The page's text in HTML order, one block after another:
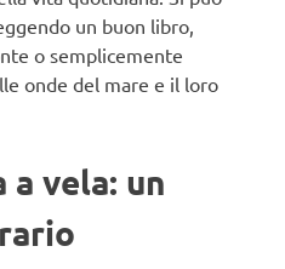
un buon libro,
o semplicemente
onde del mare e il loro
a vela: un